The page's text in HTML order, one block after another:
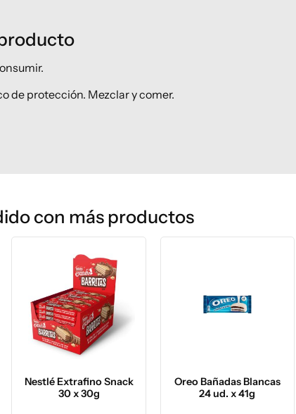
de protección. Mezclar y comer.
con más productos
Nestlé Extrafino Snack
30 x 30g
Oreo Bañadas Blancas
24 ud. x 41g